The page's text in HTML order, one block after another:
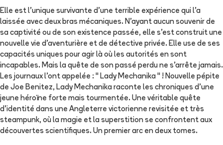
Elle est l'unique survivante d'une terrible expérience qui l'a
laissée avec deux bras mécaniques. N'ayant aucun souvenir de
sa captivité ou de son existence passée, elle s'est construit une
nouvelle vie d'aventurière et de détective privée. Elle use de ses
capacités uniques pour agir là où les autorités en sont
incapables. Mais la quête de son passé perdu ne s'arrête jamais.
Les journaux l'ont appelée : " Lady Mechanika " ! Nouvelle pépite
de Joe Benitez, Lady Mechanika raconte les chroniques d'une
jeune héroïne forte mais tourmentée. Une véritable quête
d'identité dans une Angleterre victorienne revisitée et très
steampunk, où la magie et la superstition se confrontent aux
découvertes scientifiques. Un premier arc en deux tomes.